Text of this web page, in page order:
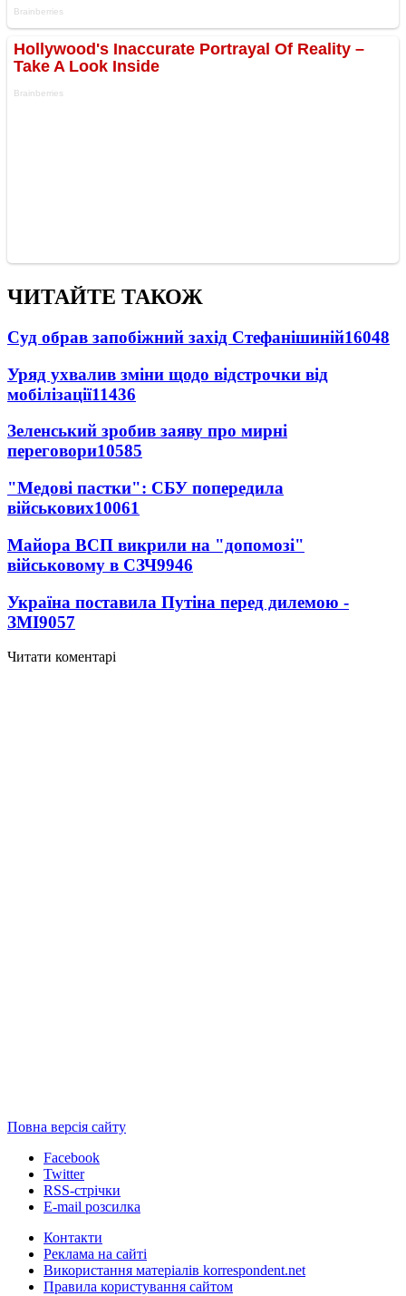
ЧИТАЙТЕ ТАКОЖ
Суд обрав запобіжний захід Стефанішиній16048
Уряд ухвалив зміни щодо відстрочки від
мобілізації11436
Зеленський зробив заяву про мирні
переговори10585
"Медові пастки": СБУ попередила
військових10061
Майора ВСП викрили на "допомозі"
військовому в СЗЧ9946
Україна поставила Путіна перед дилемою -
ЗМІ9057
Читати коментарі
Повна версія сайту
Facebook
Twitter
RSS-стрічки
E-mail розсилка
Контакти
Реклама на сайті
Використання матеріалів korrespondent.net
Правила користування сайтом